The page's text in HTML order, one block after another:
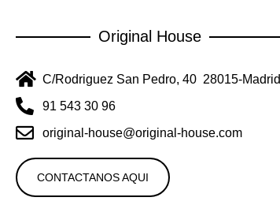
Original House
C/Rodriguez San Pedro, 40 28015-Madrid
91 543 30 96
original-house@original-house.com
CONTACTANOS AQUI